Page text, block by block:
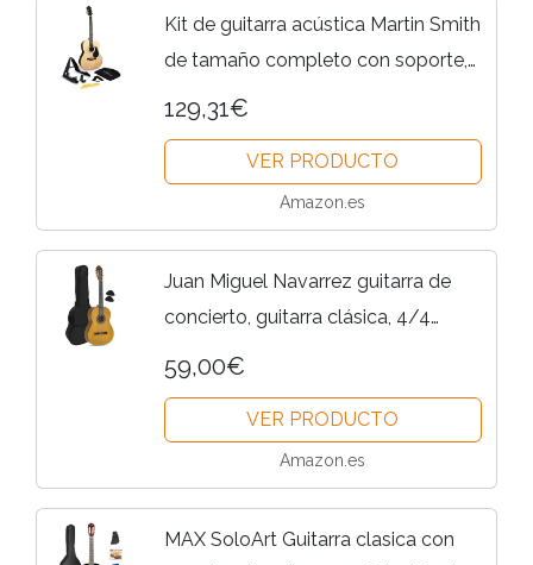
Kit de guitarra acústica Martin Smith
de tamaño completo con soporte,
afinador, funda, correa, púas y
129,31€
VER PRODUCTO
Amazon.es
Juan Miguel Navarrez guitarra de
concierto, guitarra clásica, 4/4
honey - natural, incl. funda
59,00€
VER PRODUCTO
Amazon.es
MAX SoloArt Guitarra clasica con